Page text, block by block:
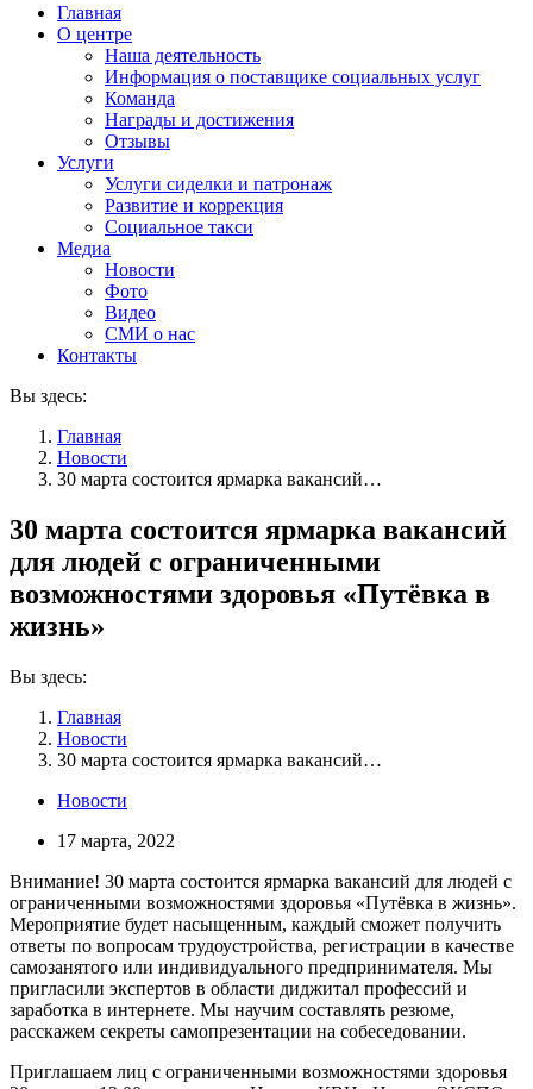
Главная
О центре
Наша деятельность
Информация о поставщике социальных услуг
Команда
Награды и достижения
Отзывы
Услуги
Услуги сиделки и патронаж
Развитие и коррекция
Социальное такси
Медиа
Новости
Фото
Видео
СМИ о нас
Контакты
Вы здесь:
Главная
Новости
30 марта состоится ярмарка вакансий…
30 марта состоится ярмарка вакансий
для людей с ограниченными
возможностями здоровья «Путёвка в
жизнь»
Вы здесь:
Главная
Новости
30 марта состоится ярмарка вакансий…
Новости
17 марта, 2022
Внимание! 30 марта состоится ярмарка вакансий для людей с
ограниченными возможностями здоровья «Путёвка в жизнь».
Мероприятие будет насыщенным, каждый сможет получить
ответы по вопросам трудоустройства, регистрации в качестве
самозанятого или индивидуального предпринимателя. Мы
пригласили экспертов в области диджитал профессий и
заработка в интернете. Мы научим составлять резюме,
расскажем секреты самопрезентации на собеседовании.
Приглашаем лиц с ограниченными возможностями здоровья